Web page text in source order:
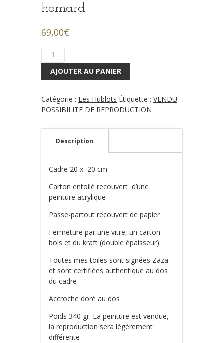
homard
69,00€
quantité
Peinture
le
homard
AJOUTER AU PANIER
Catégorie : Les Hublots Étiquette : VENDU
POSSIBILITE DE REPRODUCTION
Description
Cadre 20 x 20 cm
Carton entoilé recouvert d’une
peinture acrylique
Passe-partout recouvert de papier
Fermeture par une vitre, un carton
bois et du kraft (double épaisseur)
Toutes mes toiles sont signées Zaza
et sont certifiées authentique au dos
du cadre
Accroche doré au dos
Poids 340 gr. La peinture est vendue,
la reproduction sera légèrement
différente